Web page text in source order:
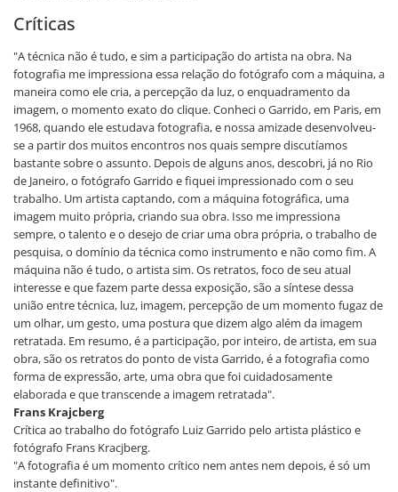
Críticas
"A técnica não é tudo, e sim a participação do artista na obra. Na
fotografia me impressiona essa relação do fotógrafo com a máquina, a
maneira como ele cria, a percepção da luz, o enquadramento da
imagem, o momento exato do clique. Conheci o Garrido, em Paris, em
1968, quando ele estudava fotografia, e nossa amizade desenvolveu-
se a partir dos muitos encontros nos quais sempre discutíamos
bastante sobre o assunto. Depois de alguns anos, descobri, já no Rio
de Janeiro, o fotógrafo Garrido e fiquei impressionado com o seu
trabalho. Um artista captando, com a máquina fotográfica, uma
imagem muito própria, criando sua obra. Isso me impressiona
sempre, o talento e o desejo de criar uma obra própria, o trabalho de
pesquisa, o domínio da técnica como instrumento e não como fim. A
máquina não é tudo, o artista sim. Os retratos, foco de seu atual
interesse e que fazem parte dessa exposição, são a síntese dessa
união entre técnica, luz, imagem, percepção de um momento fugaz de
um olhar, um gesto, uma postura que dizem algo além da imagem
retratada. Em resumo, é a participação, por inteiro, de artista, em sua
obra, são os retratos do ponto de vista Garrido, é a fotografia como
forma de expressão, arte, uma obra que foi cuidadosamente
elaborada e que transcende a imagem retratada".
Frans Krajcberg
Crítica ao trabalho do fotógrafo Luiz Garrido pelo artista plástico e
fotógrafo Frans Kracjberg.
"A fotografia é um momento crítico nem antes nem depois, é só um
instante definitivo".